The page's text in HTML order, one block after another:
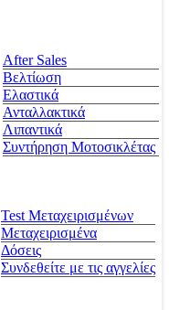
Αfter Sales
Βελτίωση
Ελαστικά
Ανταλλακτικά
Λιπαντικά
Συντήρηση Μοτοσικλέτας
Test Μεταχειρισμένων
Μεταχειρισμένα
Δόσεις
Συνδεθείτε με τις αγγελίες